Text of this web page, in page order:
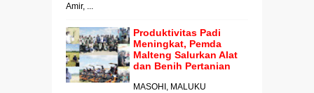
Amir, ...
Produktivitas Padi
Meningkat, Pemda
Malteng Salurkan Alat
dan Benih Pertanian
MASOHI, MALUKU